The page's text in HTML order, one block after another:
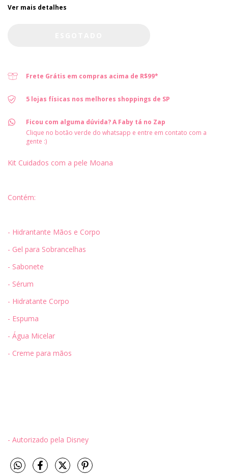
Ver mais detalhes
Frete Grátis em compras acima de R$99*
5 lojas físicas nos melhores shoppings de SP
Ficou com alguma dúvida? A Faby tá no Zap
Clique no botão verde do whatsapp e entre em contato com a
gente :)
Kit Cuidados com a pele Moana
Contém:
- Hidrantante Mãos e Corpo
- Gel para Sobrancelhas
- Sabonete
- Sérum
- Hidratante Corpo
- Espuma
- Água Micelar
- Creme para mãos
- Autorizado pela Disney